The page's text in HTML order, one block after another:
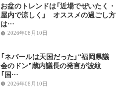
お盆のトレンドは「近場でぜいたく・
屋内で涼しく」 オススメの過ごし方
は…
2026年08月10日
「ネパールは天国だった」“福岡県議
会のドン”蔵内議長の発言が波紋
「国…
2026年08月10日